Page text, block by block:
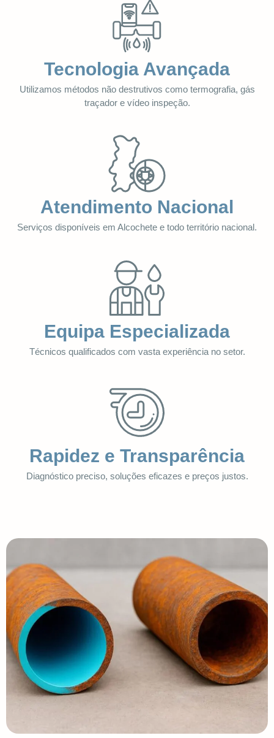
Tecnologia Avançada
Utilizamos métodos não destrutivos como termografia, gás
traçador e vídeo inspeção.
Atendimento Nacional
Serviços disponíveis em Alcochete e todo território nacional.
Equipa Especializada
Técnicos qualificados com vasta experiência no setor.
Rapidez e Transparência
Diagnóstico preciso, soluções eficazes e preços justos.